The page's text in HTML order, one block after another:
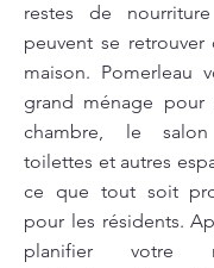
restes de
peuvent se
maison. Pomerleau
grand ménage pour
chambre, le
toilettes et autres
ce que tout soit
pour les résidents.
planifier votre